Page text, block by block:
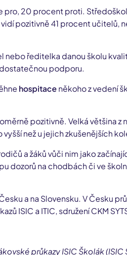
pro, 20 procent proti.
pozitivně 41 procent učitelů,
nebo ředitelka danou školu
podporu.
hospitace někoho z vedení
pozitivně. Velká většina
než u jejich zkušenějších
a žáků vůči nim jako
dozorů na chodbách či ve
a na Slovensku. V Česku
ISIC a ITIC, sdružení CKM
průkazy ISIC Školák